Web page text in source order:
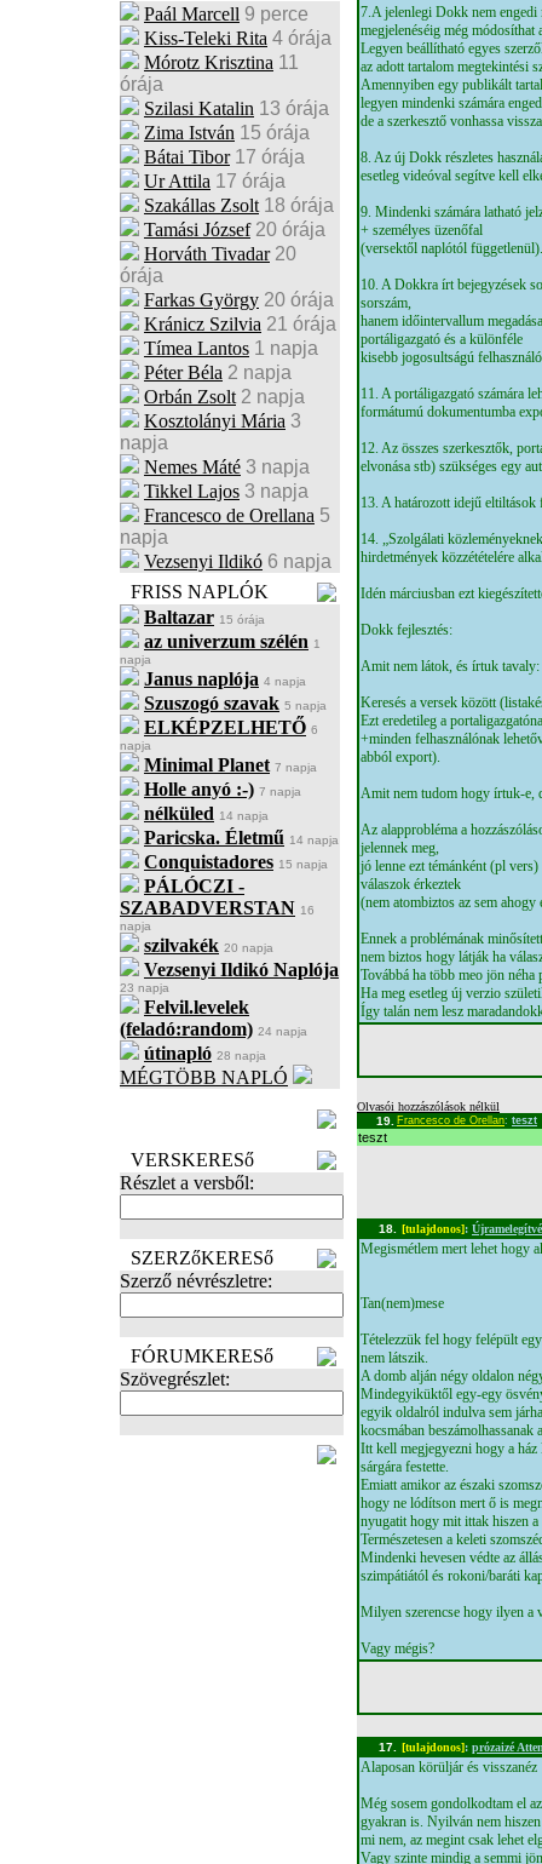
Paál Marcell 9 perce
Kiss-Teleki Rita 4 órája
Mórotz Krisztina 11
órája
Szilasi Katalin 13 órája
Zima István 15 órája
Bátai Tibor 17 órája
Ur Attila 17 órája
Szakállas Zsolt 18 órája
Tamási József 20 órája
Horváth Tivadar 20
órája
Farkas György 20 órája
Kránicz Szilvia 21 órája
Tímea Lantos 1 napja
Péter Béla 2 napja
Orbán Zsolt 2 napja
Kosztolányi Mária 3
napja
Nemes Máté 3 napja
Tikkel Lajos 3 napja
Francesco de Orellana 5
napja
Vezsenyi Ildikó 6 napja
FRISS NAPLÓK
Baltazar 15 órája
az univerzum szélén 1
napja
Janus naplója 4 napja
Szuszogó szavak 5 napja
ELKÉPZELHETŐ 6
napja
Minimal Planet 7 napja
Holle anyó :-) 7 napja
nélküled 14 napja
Paricska. Életmű 14 napja
Conquistadores 15 napja
PÁLÓCZI -
SZABADVERSTAN 16
napja
szilvakék 20 napja
Vezsenyi Ildikó Naplója
23 napja
Felvil.levelek
(feladó:random) 24 napja
útinapló 28 napja
MÉGTÖBB NAPLÓ
VERSKERESő
Részlet a versből:
SZERZőKERESő
Szerző névrészletre:
FÓRUMKERESő
Szövegrészlet:
7.A jelenlegi Dokk nem engedi
megjelenéséig még módosíthat
Legyen beállítható egyes
az adott tartalom megtekintési
Amennyiben egy publikált
legyen mindenki számára
de a szerkesztő vonhassa
8. Az új Dokk részletes
esetleg videóval segítve kell
9. Mindenki számára latható
+ személyes üzenőfal
(versektől naplótól
10. A Dokkra írt bejegyzések
sorszám,
hanem időintervallum
portáligazgató és a különféle
kisebb jogosultságú
11. A portáligazgató számára
formátumú dokumentumba
12. Az összes szerkesztők,
elvonása stb) szükséges egy
13. A határozott idejű eltiltások
14. „Szolgálati
hirdetmények közzétételére
Idén márciusban ezt
Dokk fejlesztés:
Amit nem látok, és írtuk tavaly:
Keresés a versek között
Ezt eredetileg a
+minden felhasználónak
abból export).
Amit nem tudom hogy írtuk-e,
Az alapprobléma a
jelennek meg,
jó lenne ezt témánként (pl
válaszok érkeztek
(nem atombiztos az sem
Ennek a problémának
nem biztos hogy látják ha
Továbbá ha több meo jön
Ha meg esetleg új verzio
Így talán nem lesz
Olvasói hozzászólások nélkül
19. Francesco de Orellan: teszt
teszt
18. [tulajdonos]:
Megismétlem mert lehet hogy
Tan(nem)mese
Tételezzük fel hogy felépült
nem látszik.
A domb alján négy oldalon
Mindegyiküktől egy-egy
egyik oldalról indulva sem
kocsmában beszámolhassanak
Itt kell megjegyezni hogy a
sárgára festette.
Emiatt amikor az északi
hogy ne lódítson mert ő is
nyugatit hogy mit ittak hiszen a
Természetesen a keleti
Mindenki hevesen védte az
szimpátiától és rokoni/baráti
Milyen szerencse hogy ilyen a
Vagy mégis?
17. [tulajdonos]: prózaizé
Alaposan körüljár és visszanéz
Még sosem gondolkodtam el
gyakran is. Nyilván nem
mi nem, az megint csak lehet
Vagy szinte mindig a semmi